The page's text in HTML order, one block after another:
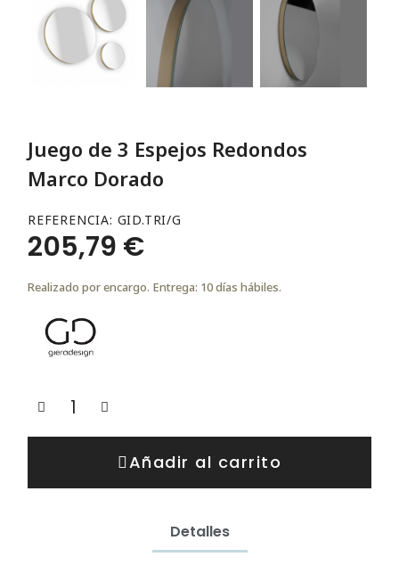
Juego de 3 Espejos Redondos
Marco Dorado
REFERENCIA GID.TRI/G
205,79 €
Realizado por encargo. Entrega: 10 días hábiles.
Añadir al carrito
Detalles